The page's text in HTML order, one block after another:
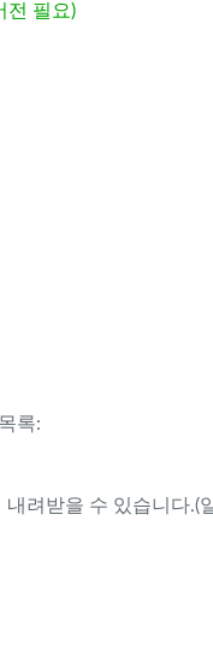
전 필요)
록:
내려받을 수 있습니다.(